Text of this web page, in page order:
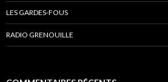
LES GARDES-FOUS
RADIO GRENOUILLE